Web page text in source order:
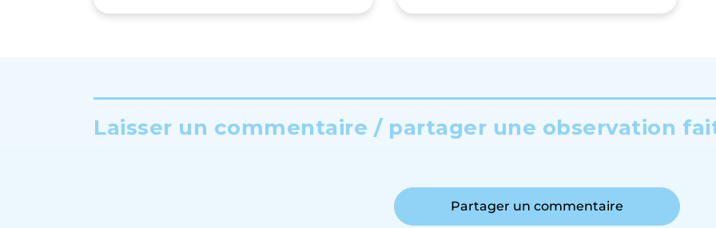
Laisser un commentaire / partager une observation
Partager un commentaire